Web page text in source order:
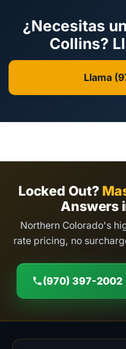
¿Necesitas
Collins?
Llama
Locked Out?
Answers
Northern Colorado's
rate pricing, no
(970) 397-2002